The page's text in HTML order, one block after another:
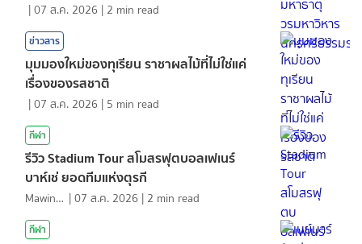
|07 ส.ค. 2026 | 2 min read
ข่าวสาร
มุมมองใหม่ของทุเรียน ราชาผลไม้ที่ไม่ใช่แค่
เรื่องของรสชาติ
|07 ส.ค. 2026 | 5 min read
กีฬา
รีวิว Stadium Tour สโมสรฟุตบอลเฟเนร์
บาห์เช่ ยอดทีมแห่งตุรกี
Mawin. Pongsuttiyakorn |07 ส.ค. 2026 | 2 min read
กีฬา